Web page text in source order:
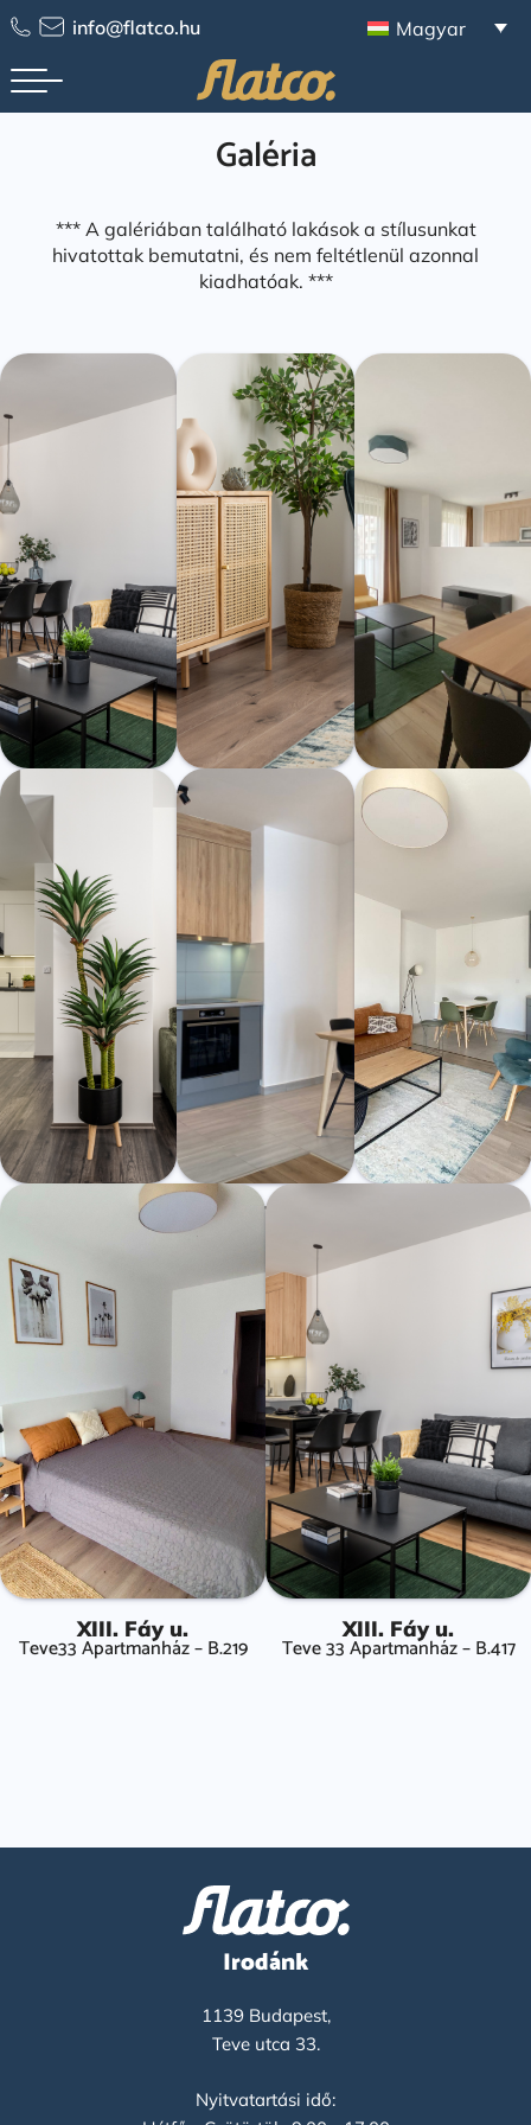
Skip
to
content
info@flatco.hu Magyar
Galéria
*** A galériában található lakások a stílusunkat
hivatottak bemutatni, és nem feltétlenül azonnal
kiadhatóak. ***
XIII. Teve u.
Teve33 Apartmanház
– B.501
XIII. Fáy u.
Teve33 Apartmanház
– B.419
XIII. Fáy u.
Teve33 Apartmanház
XIII. Fáy u.
Teve33 Apartmanház Teve33 Apartmanház
– A.605
XIII. Fáy u.
Teve33 Apartmanház – B.219
XIII. Fáy u.
Teve 33 Apartmanház – B.417
Irodánk
1139 Budapest,
Teve utca 33.
Nyitvatartási idő: